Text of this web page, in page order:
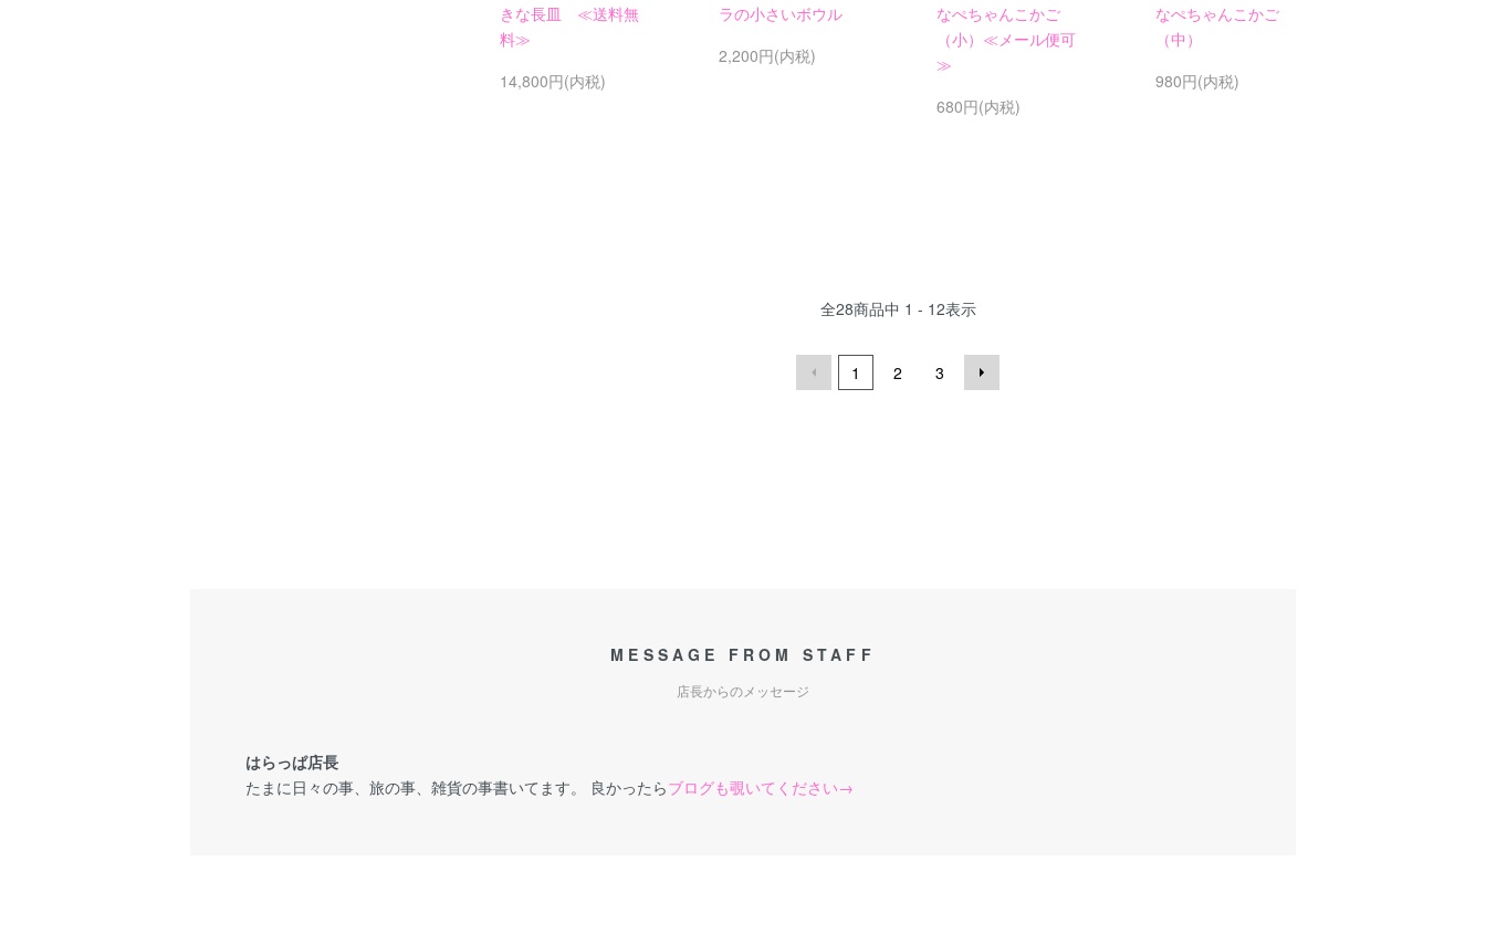
きな長皿 ≪送料無
料≫
14,800円(内税)
ラの小さいボウル
2,200円(内税)
なぺちゃんこかご
（小）≪メール便可
≫
680円(内税)
なぺちゃんこかご
（中）
980円(内税)
全28商品中 1 - 12表示
1 2 3
MESSAGE FROM STAFF
店長からのメッセージ
はらっぱ店長
たまに日々の事、旅の事、雑貨の事書いてます。 良かったらブログも覗いてください→